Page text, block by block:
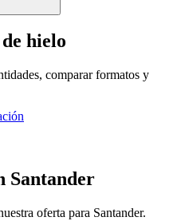
hielo
comparar formatos y
Santander
oferta para Santander.